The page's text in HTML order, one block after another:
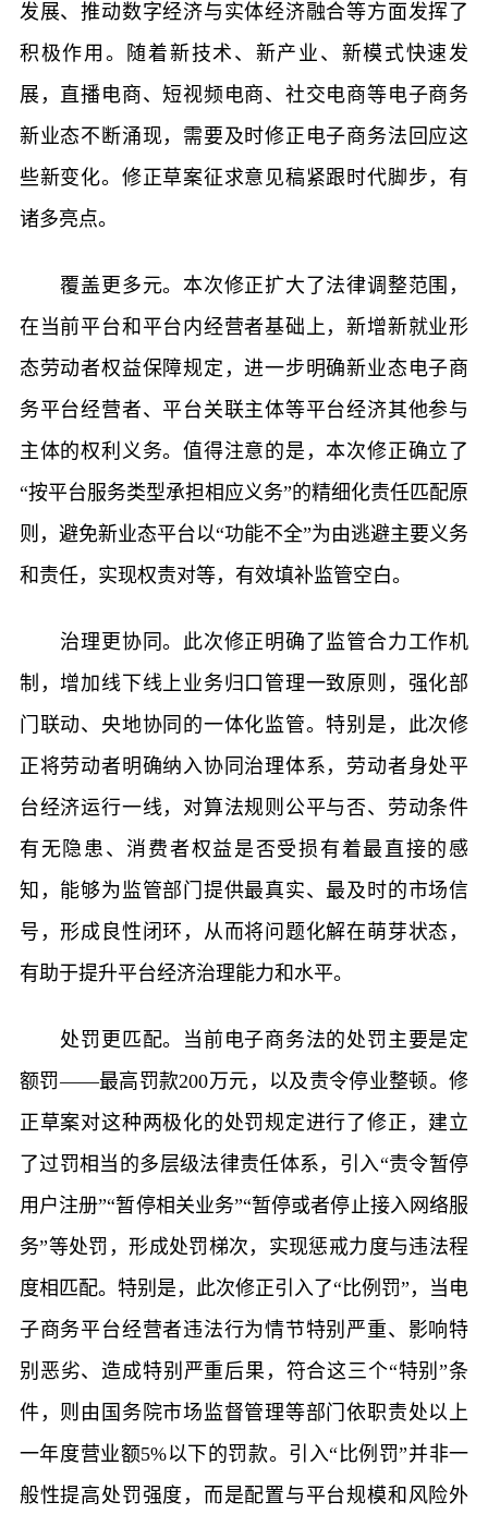
发展、推动数字经济与实体经济融合等方面发挥了
积极作用。随着新技术、新产业、新模式快速发
展，直播电商、短视频电商、社交电商等电子商务
新业态不断涌现，需要及时修正电子商务法回应这
些新变化。修正草案征求意见稿紧跟时代脚步，有
诸多亮点。
覆盖更多元。本次修正扩大了法律调整范围，
在当前平台和平台内经营者基础上，新增新就业形
态劳动者权益保障规定，进一步明确新业态电子商
务平台经营者、平台关联主体等平台经济其他参与
主体的权利义务。值得注意的是，本次修正确立了
“按平台服务类型承担相应义务”的精细化责任匹配原
则，避免新业态平台以“功能不全”为由逃避主要义务
和责任，实现权责对等，有效填补监管空白。
治理更协同。此次修正明确了监管合力工作机
制，增加线下线上业务归口管理一致原则，强化部
门联动、央地协同的一体化监管。特别是，此次修
正将劳动者明确纳入协同治理体系，劳动者身处平
台经济运行一线，对算法规则公平与否、劳动条件
有无隐患、消费者权益是否受损有着最直接的感
知，能够为监管部门提供最真实、最及时的市场信
号，形成良性闭环，从而将问题化解在萌芽状态，
有助于提升平台经济治理能力和水平。
处罚更匹配。当前电子商务法的处罚主要是定
额罚——最高罚款200万元，以及责令停业整顿。修
正草案对这种两极化的处罚规定进行了修正，建立
了过罚相当的多层级法律责任体系，引入“责令暂停
用户注册”“暂停相关业务”“暂停或者停止接入网络服
务”等处罚，形成处罚梯次，实现惩戒力度与违法程
度相匹配。特别是，此次修正引入了“比例罚”，当电
子商务平台经营者违法行为情节特别严重、影响特
别恶劣、造成特别严重后果，符合这三个“特别”条
件，则由国务院市场监督管理等部门依职责处以上
一年度营业额5%以下的罚款。引入“比例罚”并非一
般性提高处罚强度，而是配置与平台规模和风险外